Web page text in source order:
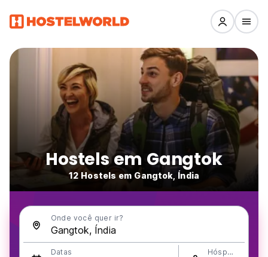
Hostels em Gangtok
12 Hostels em Gangtok, Índia
Onde você quer ir?
Datas Hóspedes